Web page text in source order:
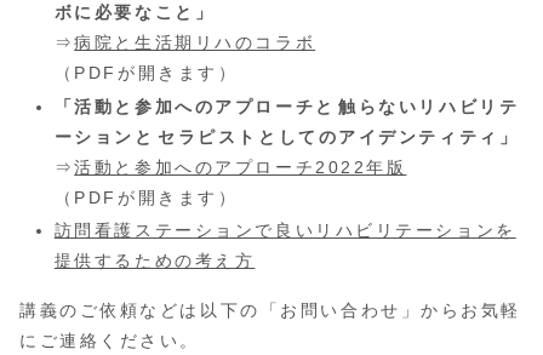
ボに必要なこと」
⇒病院と生活期リハのコラボ
（PDFが開きます）
「活動と参加へのアプローチと 触らないリハビリテ
ーションと セラピストとしてのアイデンティティ」
⇒活動と参加へのアプローチ2022年版
（PDFが開きます）
訪問看護ステーションで良いリハビリテーションを
提供するための考え方
講義のご依頼などは以下の「お問い合わせ」からお気軽
にご連絡ください。